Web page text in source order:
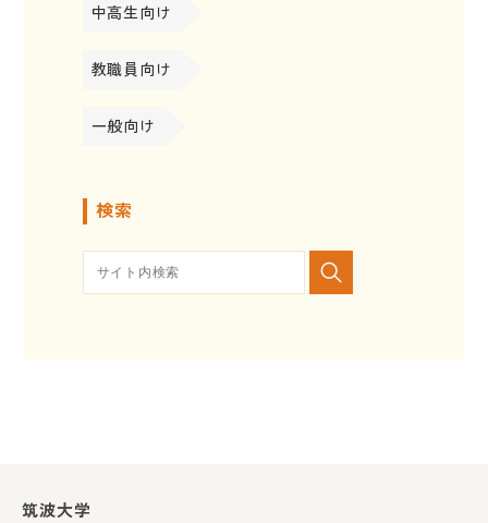
中高生向け
教職員向け
一般向け
検索
筑波大学